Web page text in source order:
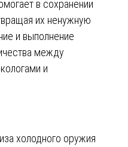
в сохранении
их ненужную
и выполнение
между
и
холодного оружия